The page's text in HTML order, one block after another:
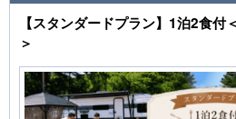
【スタンダードプラン】1泊2食
＞